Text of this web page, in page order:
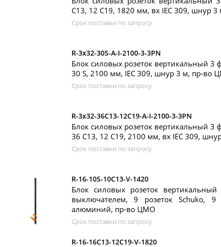
C13, 12 C19, 1820 мм, вх IEC 309, шнур
Срок поставки по запросу
R-3x32-30S-A-I-2100-3-3PN
Блок силовых розеток вертикальный 3
30 S, 2100 мм, IEC 309, шнур 3 м, пр-во
Срок поставки по запросу
R-3x32-36C13-12C19-A-I-2100-3-3PN
Блок силовых розеток вертикальный 3
36 C13, 12 C19, 2100 мм, вх IEC 309,
Срок поставки по запросу
R-16-10S-10C13-V-1420
Блок силовых розеток
выключателем, 9 розеток Schuko, 9
алюминий, пр-во ЦМО
Срок поставки по запросу
R-16-16C13-12C19-V-1820